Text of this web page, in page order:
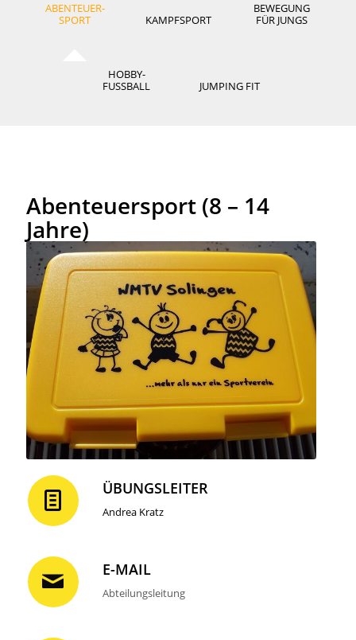
ABENTEUER-
SPORT
KAMPFSPORT
BEWEGUNG
FÜR JUNGS
HOBBY-
FUSSBALL
JUMPING FIT
Abenteuersport (8 – 14
Jahre)
ÜBUNGSLEITER
Andrea Kratz
E-MAIL
Abteilungsleitung